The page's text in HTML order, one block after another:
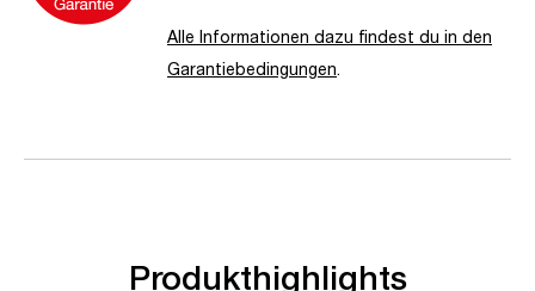
Alle Informationen dazu findest du in den
Garantiebedingungen.
Produkthighlights